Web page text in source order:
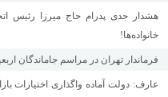
هشدار جدی پدرام حاج میرزا رئیس
خانواده‌ها!
فرماندار تهران در مراسم جاماندگان
عارف: دولت آماده واگذاری اختیارات